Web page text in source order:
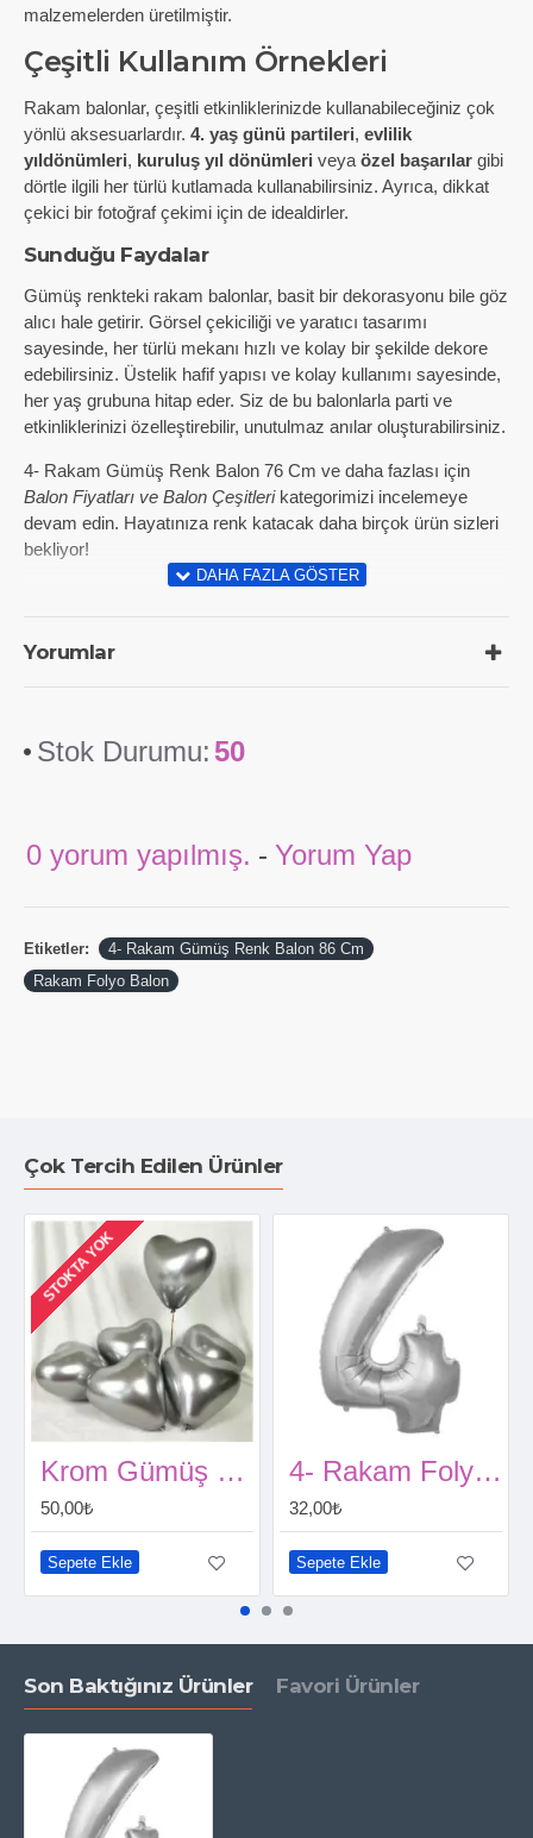
malzemelerden üretilmiştir.
Çeşitli Kullanım Örnekleri
Rakam balonlar, çeşitli etkinliklerinizde kullanabileceğiniz çok
yönlü aksesuarlardır. 4. yaş günü partileri, evlilik
yıldönümleri, kuruluş yıl dönümleri veya özel başarılar gibi
dörtle ilgili her türlü kutlamada kullanabilirsiniz. Ayrıca, dikkat
çekici bir fotoğraf çekimi için de idealdirler.
Sunduğu Faydalar
Gümüş renkteki rakam balonlar, basit bir dekorasyonu bile göz
alıcı hale getirir. Görsel çekiciliği ve yaratıcı tasarımı
sayesinde, her türlü mekanı hızlı ve kolay bir şekilde dekore
edebilirsiniz. Üstelik hafif yapısı ve kolay kullanımı sayesinde,
her yaş grubuna hitap eder. Siz de bu balonlarla parti ve
etkinliklerinizi özelleştirebilir, unutulmaz anılar oluşturabilirsiniz.
4- Rakam Gümüş Renk Balon 76 Cm ve daha fazlası için
Balon Fiyatları ve Balon Çeşitlerikategorimizi incelemeye
devam edin. Hayatınıza renk katacak daha birçok ürün sizleri
bekliyor!
Yorumlar
Stok Durumu: 50
0 yorum yapılmış. - Yorum Yap
Etiketler:
4- Rakam Gümüş Renk Balon 86 Cm
Rakam Folyo Balon
Çok Tercih Edilen Ürünler
STOKTA YOK
Krom Gümüş Kalpli Balon 5 Adet
50,00₺
Sepete Ekle
4- Rakam Folyo Balon Gümüş 40 Cm
32,00₺
Sepete Ekle
Son Baktığınız Ürünler Favori Ürünler